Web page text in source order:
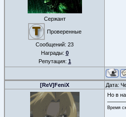
Сержант
Проверенные
Сообщений: 23
Награды: 0
Репутация: 1
[ReV]FeniX Дата:
Но в
Время